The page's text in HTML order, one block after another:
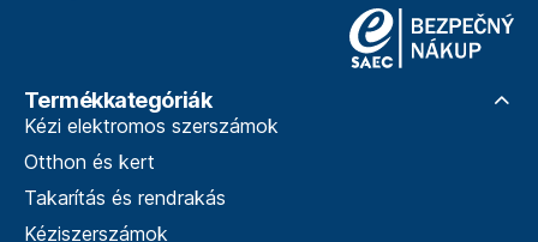
Termékkategóriák
Kézi elektromos szerszámok
Otthon és kert
Takarítás és rendrakás
Kéziszerszámok